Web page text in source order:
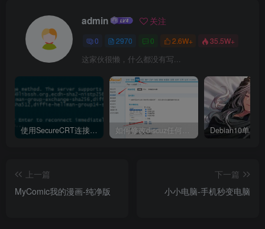
admin 关注
0 2970 0 2.6W+ 35.5W+
这家伙很懒，什么都没有写...
使用SecureCRT连接Ubuntu20.04报错：Key exchange failed. No compatible key exchange method. 如何修改discuz任何模板的编辑器默认字体类型和默认字体大小
上一篇
MyComic我的漫画-纯净版
下一篇
小小电脑-手机秒变电脑